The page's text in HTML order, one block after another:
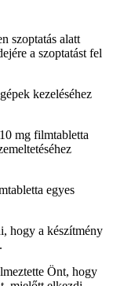
szoptatás alatt
a szoptatást fel
kezeléséhez
mg filmtabletta
egyes
hogy a készítmény
Önt, hogy